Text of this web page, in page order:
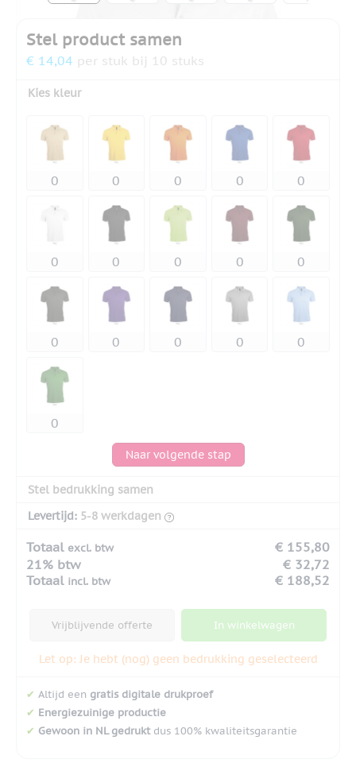
Stel product samen
€ 14,04 per stuk bij 10 stuks
Kies kleur
Naar volgende stap
Stel bedrukking samen
Levertijd: 5-8 werkdagen
Totaal excl. btw
€ 155,80
21% btw
€ 32,72
Totaal incl. btw € 188,52
Vrijblijvende offerte In winkelwagen
Let op: Je hebt (nog) geen bedrukking geselecteerd
✔ Altijd een gratis digitale drukproef
✔ Energiezuinige productie
✔ Gewoon in NL gedruktdus 100% kwaliteitsgarantie